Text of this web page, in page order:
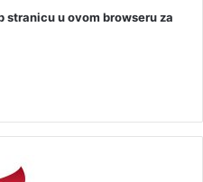
stranicu u ovom browseru za